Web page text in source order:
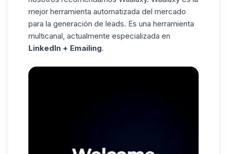
mejor herramienta automatizada del mercado
para la generación de leads. Es una herramienta
multicanal, actualmente especializada en
LinkedIn + Emailing.